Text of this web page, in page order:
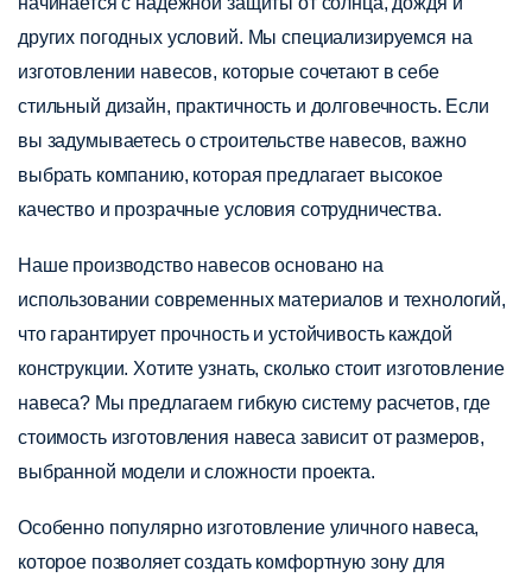
других погодных условий. Мы специализируемся на
изготовлении навесов, которые сочетают в себе
стильный дизайн, практичность и долговечность. Если
вы задумываетесь о строительстве навесов, важно
выбрать компанию, которая предлагает высокое
качество и прозрачные условия сотрудничества.
Наше производство навесов основано на
использовании современных материалов и технологий,
что гарантирует прочность и устойчивость каждой
конструкции. Хотите узнать, сколько стоит изготовление
навеса? Мы предлагаем гибкую систему расчетов, где
стоимость изготовления навеса зависит от размеров,
выбранной модели и сложности проекта.
Особенно популярно изготовление уличного навеса,
которое позволяет создать комфортную зону для